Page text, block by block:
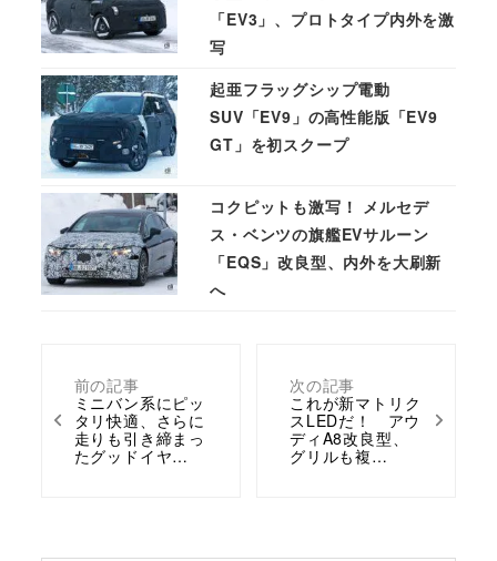
前の記事
ミニバン系にピッ
タリ快適、さらに
走りも引き締まっ
たグッドイヤ…
次の記事
これが新マトリク
スLEDだ！ アウ
ディA8改良型、
グリルも複…
「EV3」、プロトタイプ内外を激
写
起亜フラッグシップ電動
SUV「EV9」の高性能版「EV9
GT」を初スクープ
コクピットも激写！ メルセデ
ス・ベンツの旗艦EVサルーン
「EQS」改良型、内外を大刷新
へ